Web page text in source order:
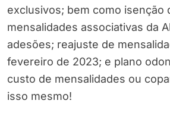
exclusivos; bem como isenção
mensalidades associativas da
adesões; reajuste de
fevereiro de 2023; e plano
custo de mensalidades ou
isso mesmo!